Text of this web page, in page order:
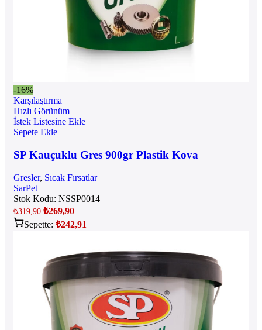
-16%
Karşılaştırma
Hızlı Görünüm
İstek Listesine Ekle
Sepete Ekle
SP Kauçuklu Gres 900gr Plastik Kova
Gresler, Sıcak Fırsatlar
SarPet
Stok Kodu: NSSP0014
₺319,90 ₺269,90
Sepette: ₺242,91